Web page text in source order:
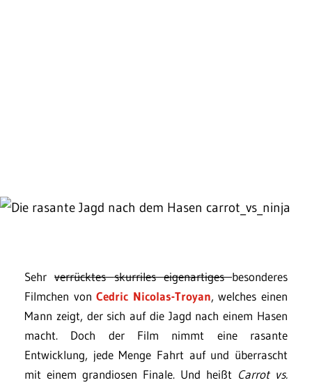
Sehrverrücktesskurrileseigenartigesbesonderes
Filmchen vonCedric Nicolas-Troyan, welches einen
Mann zeigt, der sich auf die Jagd nach einem Hasen
macht. Doch der Film nimmt eine rasante
Entwicklung, jede Menge Fahrt auf und überrascht
mit einem grandiosen Finale. Und heißt Carrot vs.